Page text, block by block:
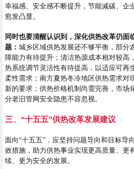
幸福感、安全感不断提升，节能减碳、企
愈发凸显。
同时也要清醒认识到，深化供热改革仍面
题： 城乡区域供热发展还不够平衡，部分
障能力有待提升；清洁热源成本相对较高
热系统调节灵活性有待提高，以适应可再
柔性需求；南方夏热冬冷地区供热需求对
新的要求；供热价格机制尚需完善，市场
分老旧管网安全隐患不容忽视。
三、“十五五”供热改革发展建议
面向“十五五”，应坚持问题导向和目标导
效措施，助力供热事业实现更高质量、更
续、更为安全的发展。